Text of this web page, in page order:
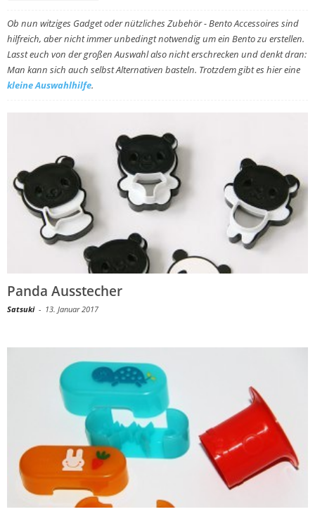
Ob nun witziges Gadget oder nützliches Zubehör - Bento Accessoires sind
hilfreich, aber nicht immer unbedingt notwendig um ein Bento zu erstellen.
Lasst euch von der großen Auswahl also nicht erschrecken und denkt dran:
Man kann sich auch selbst Alternativen basteln. Trotzdem gibt es hier eine
kleine Auswahlhilfe.
Panda Ausstecher
Satsuki - 13. Januar 2017